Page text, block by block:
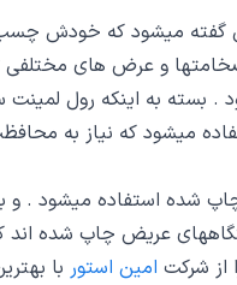
گفته میشود که خودش
، 127 ، 137 و 152 تولید میشود
میشود که نیاز به
عریض چاپ شده اند
از شرکت امین استور با